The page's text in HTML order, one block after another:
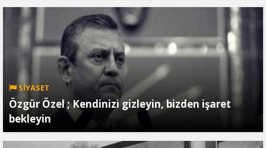
SİYASET
Özgür Özel ; Kendinizi gizleyin, bizden işaret
bekleyin